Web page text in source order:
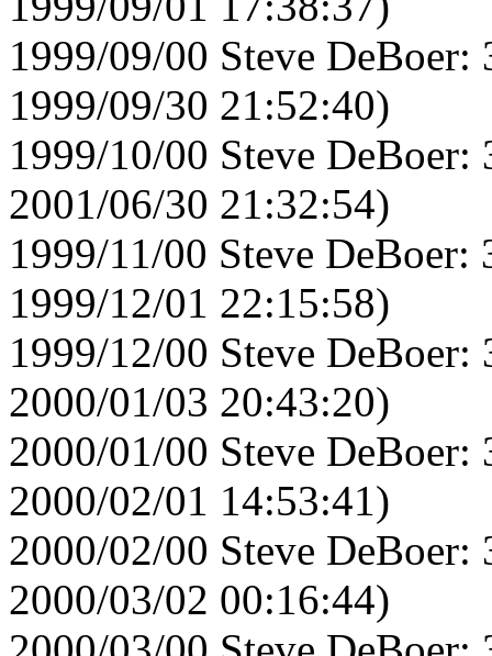
1999/09/00 Steve
1999/09/30 21:52:40)
1999/10/00 Steve
2001/06/30 21:32:54)
1999/11/00 Steve
1999/12/01 22:15:58)
1999/12/00 Steve
2000/01/03 20:43:20)
2000/01/00 Steve
2000/02/01 14:53:41)
2000/02/00 Steve
2000/03/02 00:16:44)